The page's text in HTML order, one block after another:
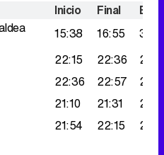
Inicio Final
15:38 16:55
22:15 22:36
22:36 22:57
21:10 21:31
21:54 22:15